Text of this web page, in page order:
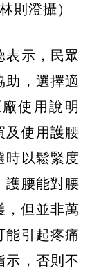
則澄攝）
表示，民眾
助，選擇適
使用說明
及使用護腰
時以鬆緊度
護腰能對腰
，但並非萬
能引起疼痛
示，否則不